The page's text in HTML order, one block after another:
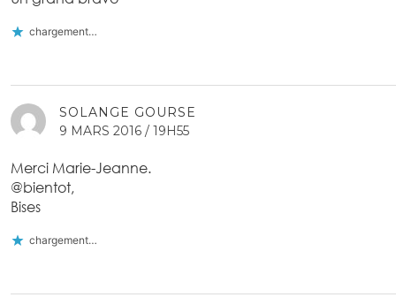
chargement…
SOLANGE GOURSE
9 MARS 2016 / 19H55
Merci Marie-Jeanne.
@bientot,
Bises
chargement…